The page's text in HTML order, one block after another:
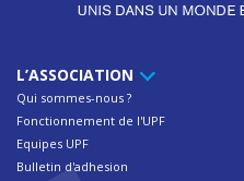
L’ASSOCIATION
Qui sommes-nous ?
Fonctionnement de l'UPF
Equipes UPF
Bulletin d'adhesion